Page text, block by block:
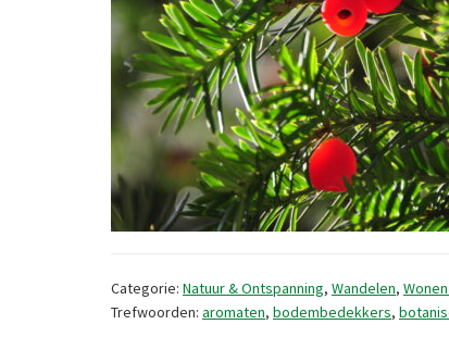
Categorie: Natuur & Ontspanning, Wandelen,
Trefwoorden: aromaten, bodembedekkers,